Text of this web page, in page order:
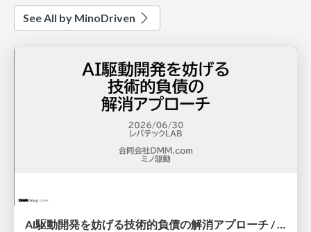
See All by MinoDriven
AI駆動開発を妨げる技術的負債の解消アプローチ / ai-refactoring-approach